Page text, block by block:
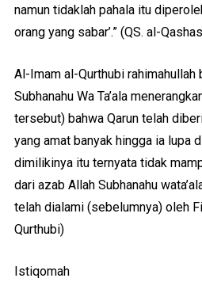
namun tidaklah pahala itu
orang yang sabar’.” (QS. al-
Al-Imam al-Qurthubi rahimahullah
Subhanahu Wa Ta’ala
tersebut) bahwa Qarun telah
yang amat banyak hingga ia lupa
dimilikinya itu ternyata tidak
dari azab Allah Subhanahu
telah dialami (sebelumnya) oleh
Qurthubi)
Istiqomah